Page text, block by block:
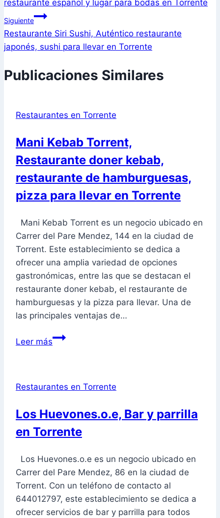
entradas
restaurante español y lugar para bodas en Torrente
Siguiente
Restaurante Siri Sushi, Auténtico restaurante
japonés, sushi para llevar en Torrente
Publicaciones Similares
Restaurantes en Torrente
Mani Kebab Torrent,
Restaurante doner kebab,
restaurante de hamburguesas,
pizza para llevar en Torrente
Mani Kebab Torrent es un negocio ubicado en
Carrer del Pare Mendez, 144 en la ciudad de
Torrent. Este establecimiento se dedica a
ofrecer una amplia variedad de opciones
gastronómicas, entre las que se destacan el
restaurante doner kebab, el restaurante de
hamburguesas y la pizza para llevar. Una de
las principales ventajas de…
Leer másMani
doner
restaurante
de
pizza
para
llevar
en
Torrente
Restaurantes en Torrente
Los Huevones.o.e, Bar y parrilla
en Torrente
Los Huevones.o.e es un negocio ubicado en
Carrer del Pare Mendez, 86 en la ciudad de
Torrent. Con un teléfono de contacto al
644012797, este establecimiento se dedica a
ofrecer servicios de bar y parrilla para todos